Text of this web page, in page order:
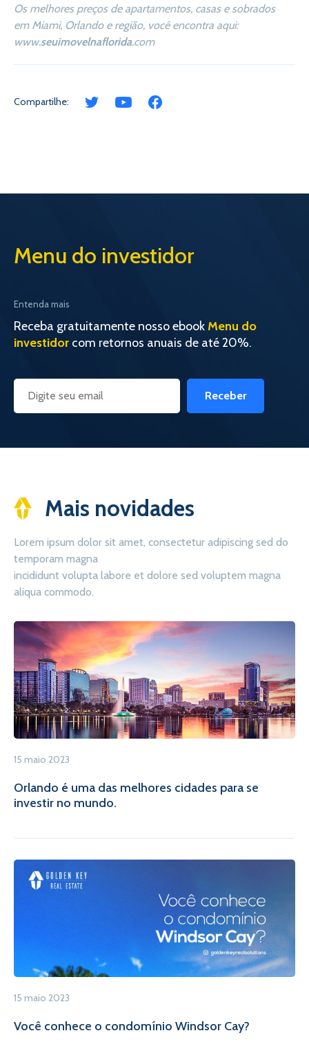
Os melhores preços de apartamentos, casas e sobrados
em Miami, Orlando e região, você encontra aqui:
www.seuimovelnaflorida.com
Compartilhe:
Menu do investidor
Entenda mais
Receba gratuitamente nosso ebookMenu do
investidor com retornos anuais de até 20%.
Receber
Mais novidades
Lorem ipsum dolor sit amet, consectetur adipiscing sed do
temporam magna
incididunt volupta labore et dolore sed voluptem magna
aliqua commodo.
15 maio 2023
Orlando é uma das melhores cidades para se
investir no mundo.
15 maio 2023
Você conhece o condomínio Windsor Cay?